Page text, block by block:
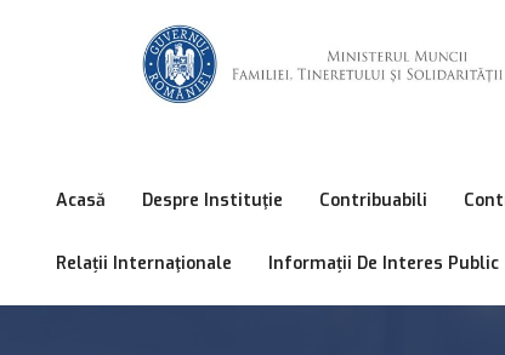
Acasă Despre Instituţie Contribuabili
Relații Internaţionale Informații De Interes Public